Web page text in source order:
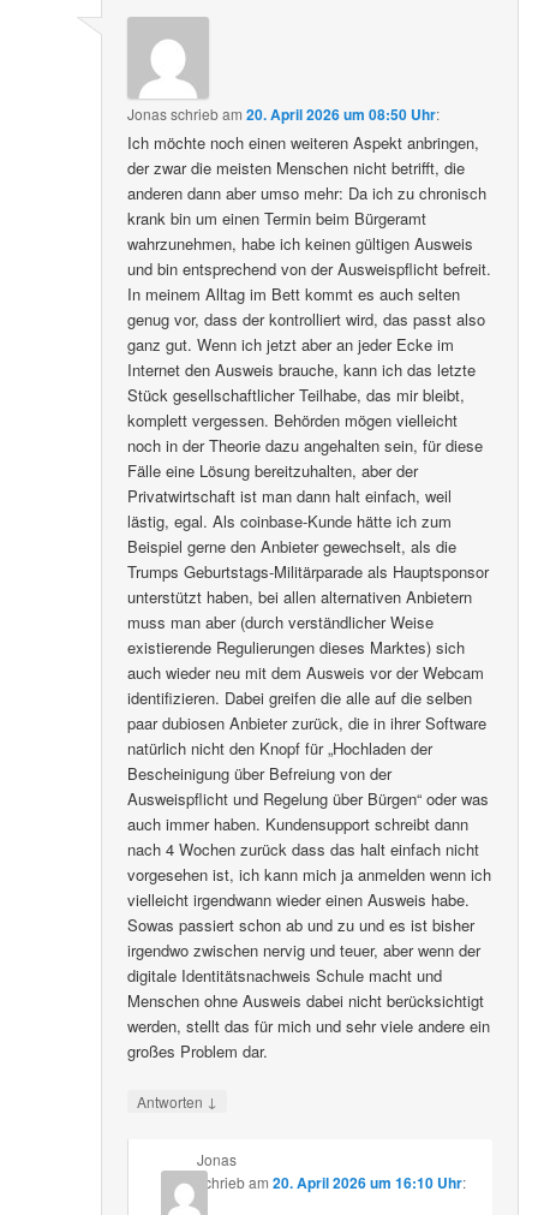
Jonasschriebam20. April 2026 um 08:50 Uhr:
Ich möchte noch einen weiteren Aspekt anbringen,
der zwar die meisten Menschen nicht betrifft, die
anderen dann aber umso mehr: Da ich zu chronisch
krank bin um einen Termin beim Bürgeramt
wahrzunehmen, habe ich keinen gültigen Ausweis
und bin entsprechend von der Ausweispflicht befreit.
In meinem Alltag im Bett kommt es auch selten
genug vor, dass der kontrolliert wird, das passt also
ganz gut. Wenn ich jetzt aber an jeder Ecke im
Internet den Ausweis brauche, kann ich das letzte
Stück gesellschaftlicher Teilhabe, das mir bleibt,
komplett vergessen. Behörden mögen vielleicht
noch in der Theorie dazu angehalten sein, für diese
Fälle eine Lösung bereitzuhalten, aber der
Privatwirtschaft ist man dann halt einfach, weil
lästig, egal. Als coinbase-Kunde hätte ich zum
Beispiel gerne den Anbieter gewechselt, als die
Trumps Geburtstags-Militärparade als Hauptsponsor
unterstützt haben, bei allen alternativen Anbietern
muss man aber (durch verständlicher Weise
existierende Regulierungen dieses Marktes) sich
auch wieder neu mit dem Ausweis vor der Webcam
identifizieren. Dabei greifen die alle auf die selben
paar dubiosen Anbieter zurück, die in ihrer Software
natürlich nicht den Knopf für „Hochladen der
Bescheinigung über Befreiung von der
Ausweispflicht und Regelung über Bürgen“ oder was
auch immer haben. Kundensupport schreibt dann
nach 4 Wochen zurück dass das halt einfach nicht
vorgesehen ist, ich kann mich ja anmelden wenn ich
vielleicht irgendwann wieder einen Ausweis habe.
Sowas passiert schon ab und zu und es ist bisher
irgendwo zwischen nervig und teuer, aber wenn der
digitale Identitätsnachweis Schule macht und
Menschen ohne Ausweis dabei nicht berücksichtigt
werden, stellt das für mich und sehr viele andere ein
großes Problem dar.
Antworten ↓
Jonas
schriebam 20. April 2026 um 16:10 Uhr: